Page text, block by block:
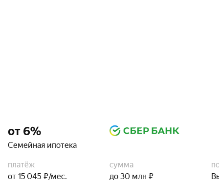
от 6%
Семейная ипотека
платёж
от 15 045 ₽/мес.
сумма
до 30 млн ₽